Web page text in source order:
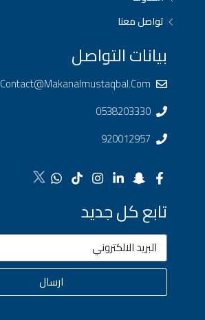
تواصل معنا
بيانات التواصل
Contact@makanalmustaqbal.com
0538203330
920012957
تابع كل جديد
ارسال